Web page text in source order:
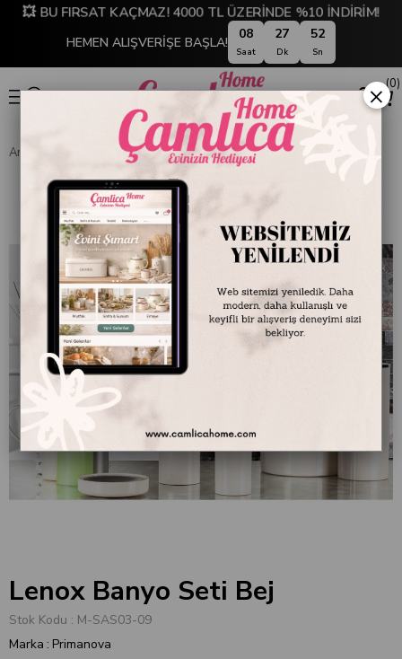
💥 BU FIRSAT KAÇMAZ! 4000 TL ÜZERİNDE %10 İNDİRİM!
HEMEN ALIŞVERİŞE BAŞLA!
08
Saat
27
Dk
52
Sn
0
Anasayfa Lenox Banyo Seti Bej
Lenox Banyo Seti Bej
Stok Kodu
M-SAS03-09
Marka : Primanova
×